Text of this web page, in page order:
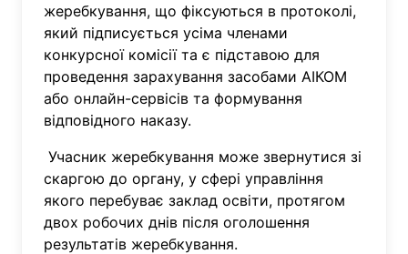
жеребкування, що фіксуються в протоколі,
який підписується усіма членами
конкурсної комісії та є підставою для
проведення зарахування засобами АІКОМ
або онлайн-сервісів та формування
відповідного наказу.
Учасник жеребкування може звернутися зі
скаргою до органу, у сфері управління
якого перебуває заклад освіти, протягом
двох робочих днів після оголошення
результатів жеребкування.